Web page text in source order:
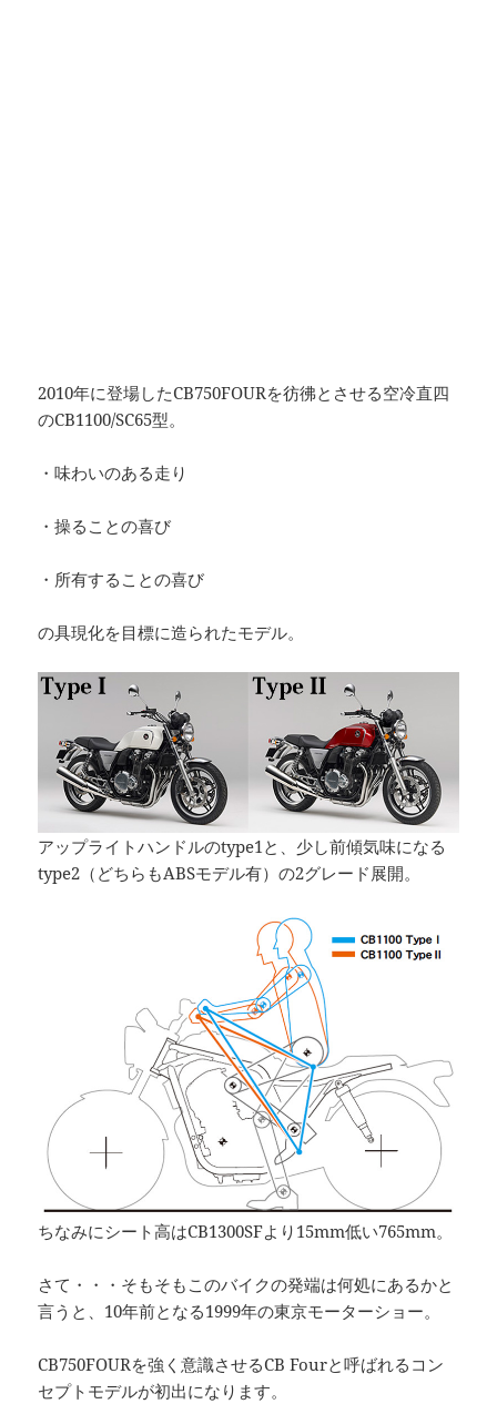
2010年に登場したCB750FOURを彷彿とさせる空冷直四
のCB1100/SC65型。
・味わいのある走り
・操ることの喜び
・所有することの喜び
の具現化を目標に造られたモデル。
アップライトハンドルのtype1と、少し前傾気味になる
type2（どちらもABSモデル有）の2グレード展開。
ちなみにシート高はCB1300SFより15mm低い765mm。
さて・・・そもそもこのバイクの発端は何処にあるかと
言うと、10年前となる1999年の東京モーターショー。
CB750FOURを強く意識させるCB Fourと呼ばれるコン
セプトモデルが初出になります。